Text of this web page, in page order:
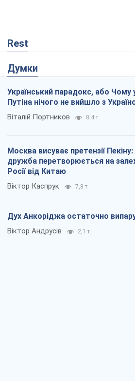
Rest
Думки
Український парадокс, або Чому
Путіна нічого не вийшло з
Віталій Портников 8,4 т.
Москва висуває претензії Пекіну:
дружба перетворюється на
Росії від Китаю
Віктор Каспрук 7,8 т.
Дух Анкоріджа остаточно
Віктор Андрусів 2,1 т.